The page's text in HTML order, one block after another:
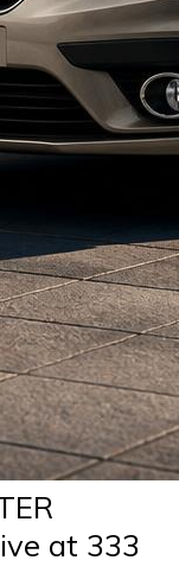
at 333